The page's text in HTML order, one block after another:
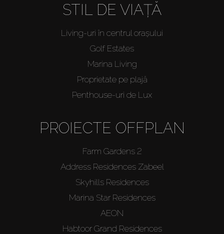
STIL DE VIAȚĂ
Living-uri în centrul orașului
Golf Estates
Marina Living
Proprietate pe plajă
Penthouse-uri de Lux
PROIECTE OFFPLAN
Farm Gardens 2
Address Residences Zabeel
Skyhills Residences
Marina Star Residences
AEON
Habtoor Grand Residences